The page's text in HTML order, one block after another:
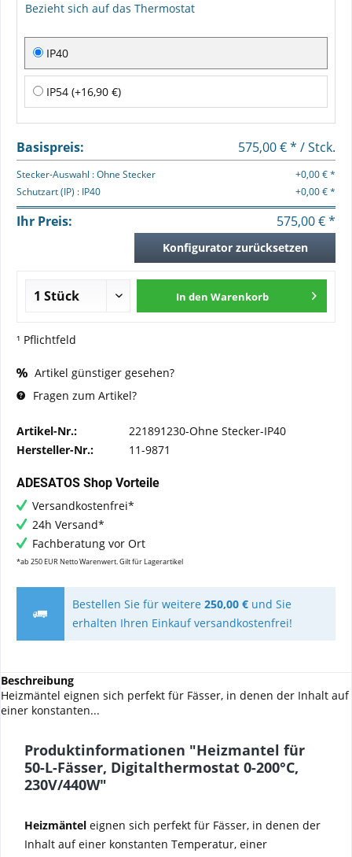
Bezieht sich auf das Thermostat
IP40
IP54 (+16,90 €)
Basispreis: 575,00 € * / Stck.
Stecker-Auswahl : Ohne Stecker
+0,00 € *
Schutzart (IP) : IP40
+0,00 € *
Ihr Preis: 575,00 € *
Konfigurator zurücksetzen
In den Warenkorb
¹ Pflichtfeld
Artikel günstiger gesehen?
Fragen zum Artikel?
Artikel-Nr.:
221891230-Ohne Stecker-IP40
Hersteller-Nr.:
11-9871
ADESATOS Shop Vorteile
Versandkostenfrei*
24h Versand*
Fachberatung vor Ort
*ab 250 EUR Netto Warenwert. Gilt für Lagerartikel
Bestellen Sie für weitere 250,00 €und Sie
erhalten Ihren Einkauf versandkostenfrei!
Beschreibung
Heizmäntel eignen sich perfekt für Fässer, in denen der Inhalt auf
einer konstanten...
Produktinformationen "Heizmantel für
50-L-Fässer, Digitalthermostat 0-200°C,
230V/440W"
Heizmäntel eignen sich perfekt für Fässer, in denen der
Inhalt auf einer konstanten Temperatur, einer